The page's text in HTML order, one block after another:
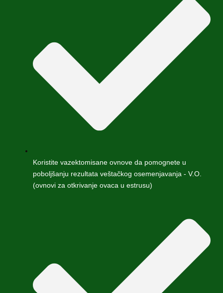
Koristite vazektomisane ovnove da pomognete u
poboljšanju rezultata veštačkog osemenjavanja - V.O.
(ovnovi za otkrivanje ovaca u estrusu)